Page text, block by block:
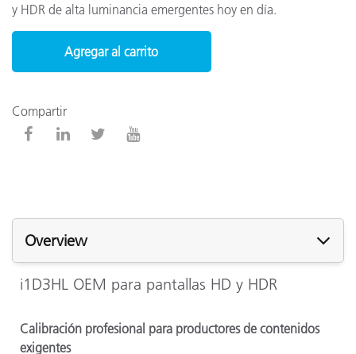
y HDR de alta luminancia emergentes hoy en día.
Agregar al carrito
Compartir
Overview
i1D3HL OEM para pantallas HD y HDR
Calibración profesional para productores de contenidos
exigentes